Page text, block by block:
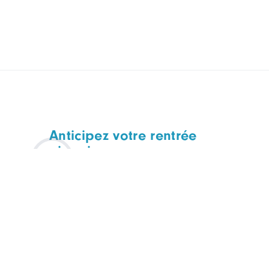
Anticipez votre rentrée
: inscrivez-vous au